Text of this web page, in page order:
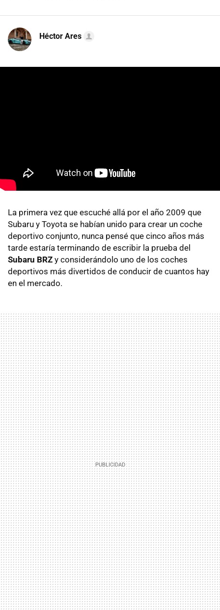
Héctor Ares
La primera vez que escuché allá por el año 2009 que
Subaru y Toyota se habían unido para crear un coche
deportivo conjunto, nunca pensé que cinco años más
tarde estaría terminando de escribir la prueba del
Subaru BRZ y considerándolo uno de los coches
deportivos más divertidos de conducir de cuantos hay
en el mercado.